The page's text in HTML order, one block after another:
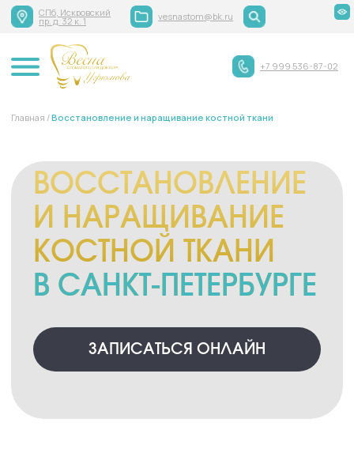
СПб, Искровский
пр. д. 32 к. 1 vesnastom@bk.ru
Восстановление и наращивание костной ткани
КОСТНОЙ ТКАНИ
В САНКТ-ПЕТЕРБУРГЕ
ЗАПИСАТЬСЯ ОНЛАЙН